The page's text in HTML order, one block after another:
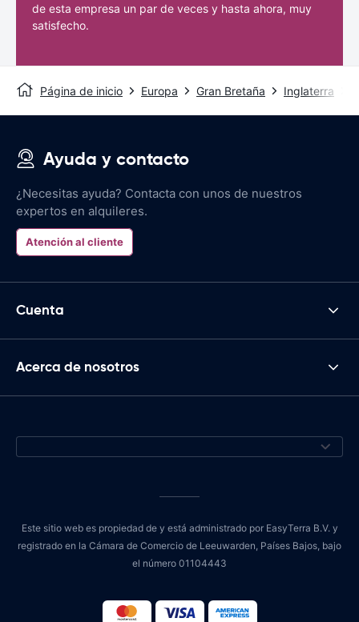
de esta empresa un par de veces y hasta ahora, muy
satisfecho.
Página de inicio Europa Gran Bretaña Inglaterra
Ayuda y contacto
¿Necesitas ayuda? Contacta con unos de nuestros
expertos en alquileres.
Atención al cliente
Cuenta
Acerca de nosotros
Este sitio web es propiedad de y está administrado por EasyTerra B.V. y
registrado en la Cámara de Comercio de Leeuwarden, Países Bajos, bajo
el número 01104443